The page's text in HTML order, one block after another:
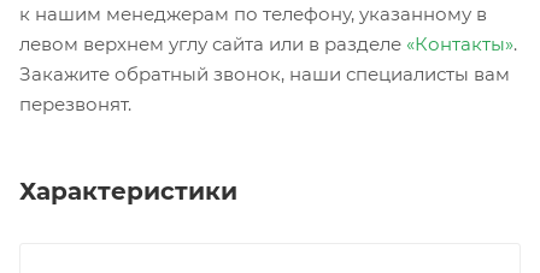
к нашим менеджерам по телефону, указанному в
левом верхнем углу сайта или в разделе «Контакты».
Закажите обратный звонок, наши специалисты вам
перезвонят.
Характеристики